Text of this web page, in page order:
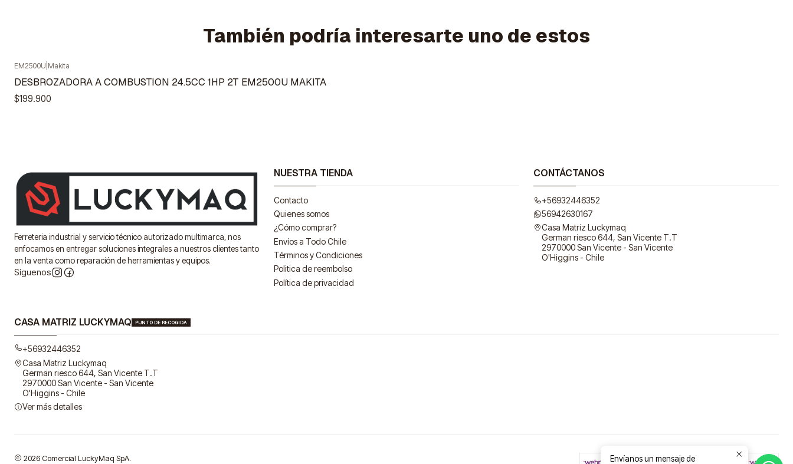
También podría interesarte uno de estos
Agotado
EM2500U Makita
DESBROZADORA A COMBUSTION 24.5CC 1HP 2T EM2500U MAKITA
$199.900
Ferreteria industrial y servicio técnico autorizado multimarca, nos
enfocamos en entregar soluciones integrales a nuestros clientes tanto
en la venta como reparación de herramientas y equipos.
Síguenos
NUESTRA TIENDA
Contacto
Quienes somos
¿Cómo comprar?
Envíos a Todo Chile
Términos y Condiciones
Politica de reembolso
Política de privacidad
CONTÁCTANOS
+56932446352
56942630167
Casa Matriz Luckymaq
German riesco 644, San Vicente T.T
2970000 San Vicente - San Vicente
O'Higgins - Chile
CASA MATRIZ LUCKYMAQ PUNTO DE RECOGIDA
+56932446352
Casa Matriz Luckymaq
German riesco 644, San Vicente T.T
2970000 San Vicente - San Vicente
O'Higgins - Chile
Ver más detalles
2026 Comercial LuckyMaq SpA. Envíanos un mensaje de